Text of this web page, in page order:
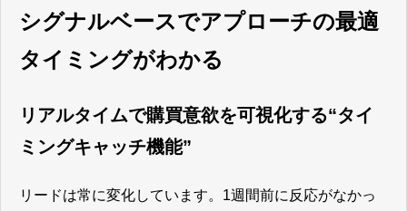
シグナルベースでアプローチの最適
タイミングがわかる
リアルタイムで購買意欲を可視化する“タイ
ミングキャッチ機能”
リードは常に変化しています。1週間前に反応がなかっ